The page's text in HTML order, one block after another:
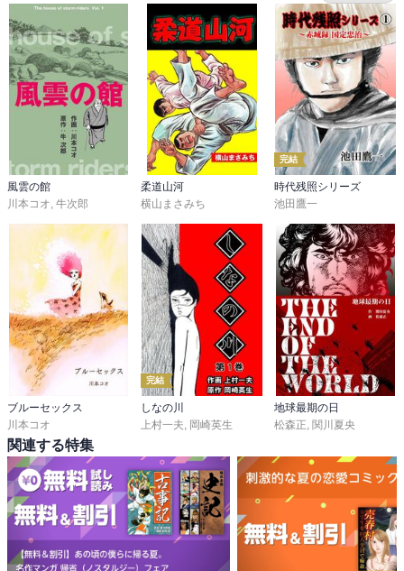
風雲の館
川本コオ, 牛次郎
柔道山河
横山まさみち
完結
時代残照シリーズ
池田鷹一
ブルーセックス
川本コオ
完結
しなの川
上村一夫 岡崎英生
地球最期の日
松森正 関川夏央
関連する特集